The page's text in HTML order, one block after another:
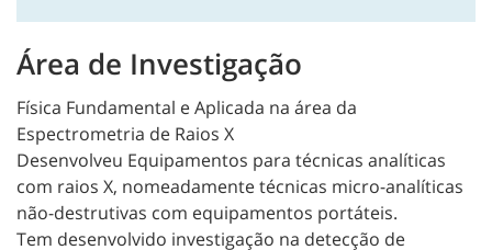
Área de Investigação
Física Fundamental e Aplicada na área da
Espectrometria de Raios X
Desenvolveu Equipamentos para técnicas analíticas
com raios X, nomeadamente técnicas micro-analíticas
não-destrutivas com equipamentos portáteis.
Tem desenvolvido investigação na detecção de